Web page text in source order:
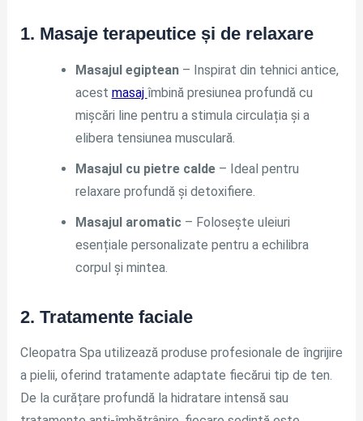
1. Masaje terapeutice și de relaxare
Masajul egiptean– Inspirat din tehnici antice,
acest masaj îmbină presiunea profundă cu
mișcări line pentru a stimula circulația și a
elibera tensiunea musculară.
Masajul cu pietre calde– Ideal pentru
relaxare profundă și detoxifiere.
Masajul aromatic – Folosește uleiuri
esențiale personalizate pentru a echilibra
corpul și mintea.
2. Tratamente faciale
Cleopatra Spa utilizează produse profesionale de îngrijire
a pielii, oferind tratamente adaptate fiecărui tip de ten.
De la curățare profundă la hidratare intensă sau